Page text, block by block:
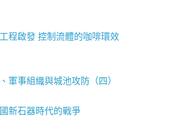
程啟發 控制流體的咖啡環效
軍事組織與城池攻防（四）
新石器時代的戰爭